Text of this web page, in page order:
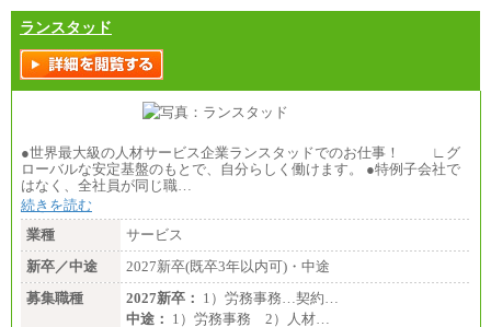
ランスタッド
●世界最大級の人材サービス企業ランスタッドでのお仕事！ ∟グ
ローバルな安定基盤のもとで、自分らしく働けます。 ●特例子会社で
はなく、全社員が同じ職…
続きを読む
業種
サービス
新卒／中途
2027新卒(既卒3年以内可)・中途
募集職種
2027新卒： 1）労務事務…契約…
中途： 1）労務事務 2）人材…